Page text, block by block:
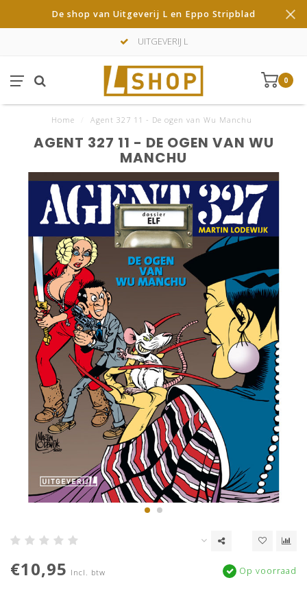
De shop van Uitgeverij L en Eppo Stripblad
UITGEVERIJ L
0
Home Agent 327 11 - De ogen van Wu Manchu
AGENT 327 11 - DE OGEN VAN WU
MANCHU
€10,95 Incl. btw Op voorraad